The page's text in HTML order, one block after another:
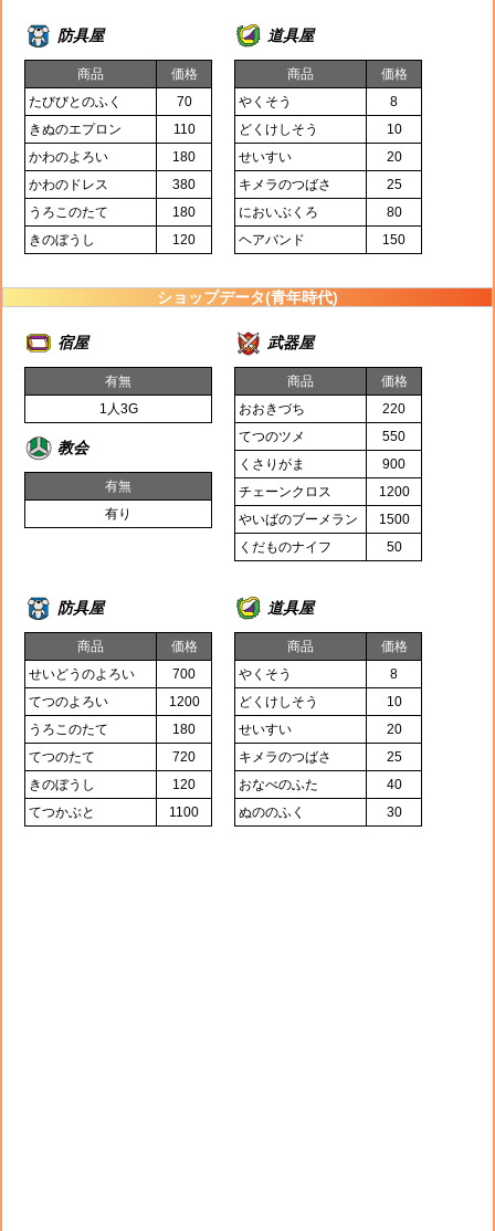
防具屋
商品
価格
たびびとのふく
70
きぬのエプロン
110
かわのよろい
180
かわのドレス
380
うろこのたて
180
きのぼうし
120
道具屋
商品
価格
やくそう
8
どくけしそう
10
せいすい
20
キメラのつばさ
25
においぶくろ
80
ヘアバンド
150
ショップデータ(青年時代)
宿屋
有無
1人3G
教会
有無
有り
武器屋
商品
価格
おおきづち
220
てつのツメ
550
くさりがま
900
チェーンクロス
1200
やいばのブーメラン
1500
くだものナイフ
50
防具屋
商品
価格
せいどうのよろい
700
てつのよろい
1200
うろこのたて
180
てつのたて
720
きのぼうし
120
てつかぶと
1100
道具屋
商品
価格
やくそう
8
どくけしそう
10
せいすい
20
キメラのつばさ
25
おなべのふた
40
ぬののふく
30